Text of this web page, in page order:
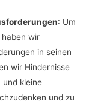
: Um
wir
in seinen
wir Hindernisse
und kleine
und zu